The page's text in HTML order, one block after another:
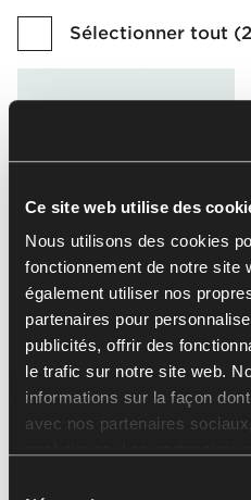
Ce site web utilise des
Nous utilisons des cookies
fonctionnement de notre site
également utiliser nos
partenaires pour
publicités, offrir des
le trafic sur notre site web.
informations sur la façon
avec nos partenaires
Sélectionner tout (2
Voir toutes les finitions
Go to Finishes
Catalogue de finitions
Téléchargements